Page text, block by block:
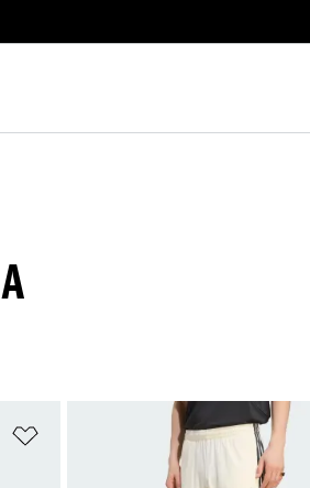
Přidat do seznamu přání